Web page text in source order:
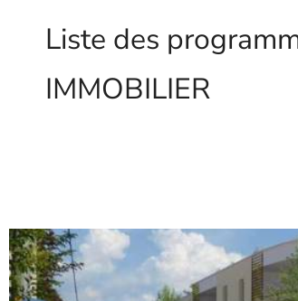
Liste des
IMMOBILIER